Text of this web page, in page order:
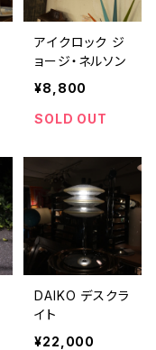
アイクロック ジ
ョージ・ネルソン
¥8,800
SOLD OUT
DAIKO デスクラ
イト
¥22,000